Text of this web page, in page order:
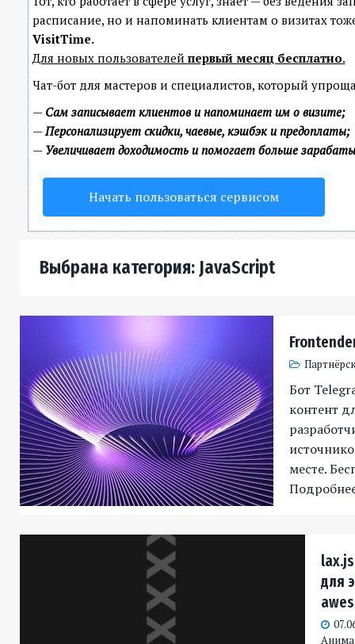
расписание, но и напоминать клиентам о визитах
VisitTime.
Для новых пользователей первый месяц бесплатно.
Чат-бот для мастеров и специалистов, который
— Сам записывает клиентов и напоминает им о визите;
—Персонализирует скидки, чаевые, кэшбэк и предоплаты;
— Увеличивает доходимость и помогает больше
Начать пользоваться сервисом
Выбрана категория: JavaScript
Бот
контент
месте.
для